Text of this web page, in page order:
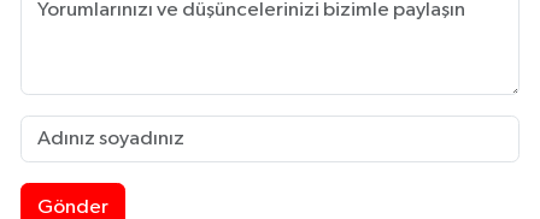
Gönder